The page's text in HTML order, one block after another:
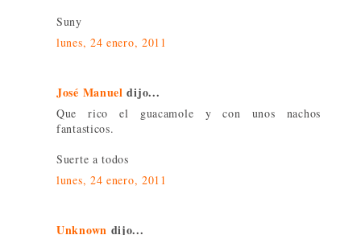
Suny
lunes, 24 enero, 2011
José Manuel dijo...
Que rico el guacamole y con unos nachos
fantasticos.
Suerte a todos
lunes, 24 enero, 2011
Unknown dijo...